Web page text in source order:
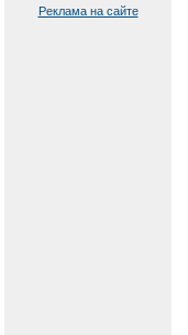
Реклама на сайте